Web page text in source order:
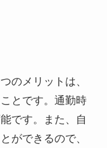
のメリットは、
とです。通勤時
です。また、自
ができるので、